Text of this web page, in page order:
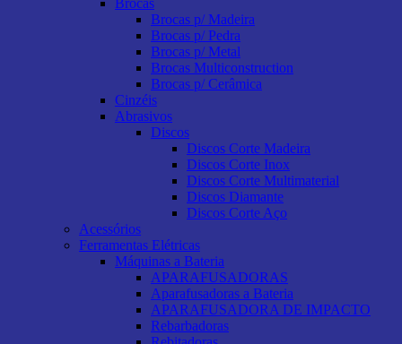
Brocas p/ Madeira
Brocas p/ Pedra
Brocas p/ Metal
Brocas Multiconstruction
Brocas p/ Cerâmica
Cinzéis
Abrasivos
Discos
Discos Corte Madeira
Discos Corte Inox
Discos Corte Multimaterial
Discos Diamante
Discos Corte Aço
Acessórios
Ferramentas Elétricas
Máquinas a Bateria
APARAFUSADORAS
Aparafusadoras a Bateria
APARAFUSADORA DE IMPACTO
Rebarbadoras